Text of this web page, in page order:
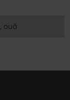
ouă